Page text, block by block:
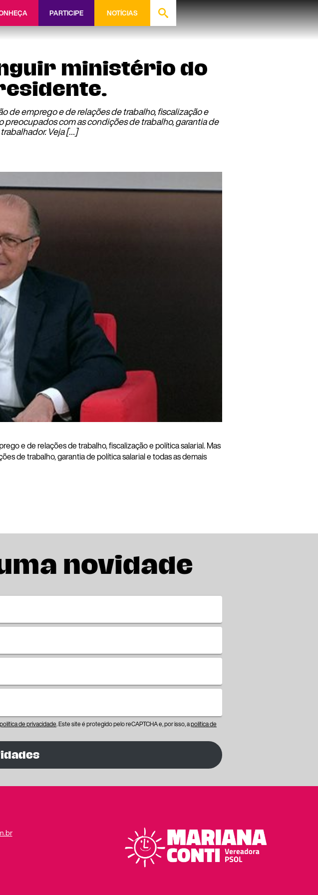
PARTICIPE NOTÍCIAS
ministério do
de emprego e de relações de trabalho, fiscalização e
com as condições de trabalho, garantia de
Veja […]
e de relações de trabalho, fiscalização e política salarial. Mas
de trabalho, garantia de política salarial e todas as demais
novidade
política de privacidade. Este site é protegido pelo reCAPTCHA e, por isso, apolítica de